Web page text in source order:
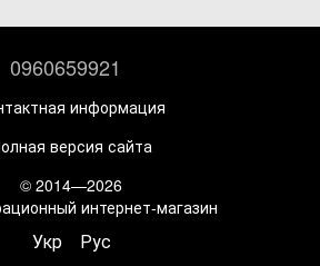
0960659921
информация
версия сайта
© 2014—2026
интернет-магазин
Укр Рус